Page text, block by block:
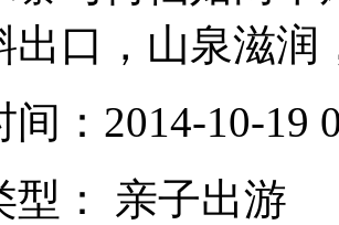
出口，山泉滋润
间：2014-10-19
型： 亲子出游